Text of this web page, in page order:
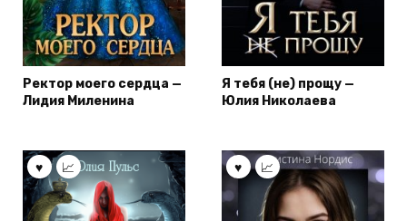
Ректор моего сердца —
Лидия Миленина
Я тебя (не) прощу —
Юлия Николаева